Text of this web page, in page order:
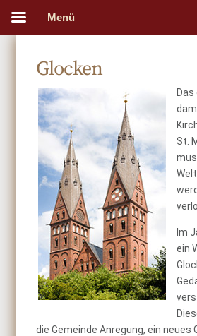
Glocken
St.
Im
ein
die Gemeinde Anregung, ein neues
Menü